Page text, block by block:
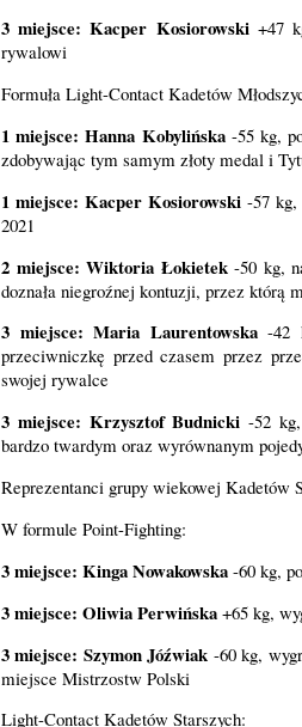
3 miejsce: Kacper Kosiorowski+47
rywalowi
Formuła Light-Contact Kadetów
1 miejsce: Hanna Kobylińska -55 kg,
zdobywając tym samym złoty medal i
1 miejsce: Kacper Kosiorowski -57
2021
2 miejsce: Wiktoria Łokietek-50 kg,
doznała niegroźnej kontuzji, przez którą
3 miejsce: Maria Laurentowska-42
przeciwniczkę przed czasem przez
swojej rywalce
3 miejsce: Krzysztof Budnicki -52
bardzo twardym oraz wyrównanym
Reprezentanci grupy wiekowej
W formule Point-Fighting:
3 miejsce: Kinga Nowakowska -60 kg,
3 miejsce: Oliwia Perwińska +65 kg,
3 miejsce: Szymon Jóźwiak -60 kg,
miejsce Mistrzostw Polski
Light-Contact Kadetów Starszych: